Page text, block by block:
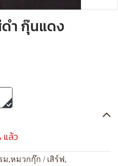
ำ กุ๊นแดง
แล้ว
ม,หมวกกุ๊ก / เสิร์ฟ,